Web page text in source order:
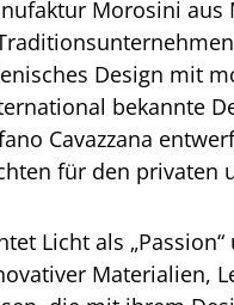
Morosini
Design mit
bekannte
Cavazzana
für den privaten
Licht als
Materialien,